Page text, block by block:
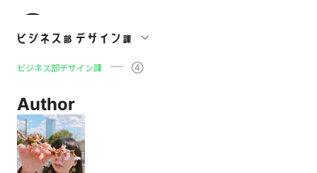
④
ビジネス部デザイン課 ④
Author